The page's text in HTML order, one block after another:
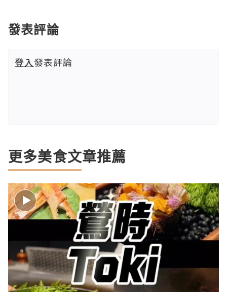
發表評論
登入發表評論
更多美食文章推薦